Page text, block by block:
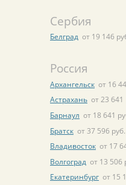
Сербия
Белград от 19 146
Россия
Архангельск от 16
Астрахань от 23 641
Барнаул от 18 641
Братск от 37 596 руб.
Владивосток от 17
Волгоград от 13 506
Екатеринбург от 15